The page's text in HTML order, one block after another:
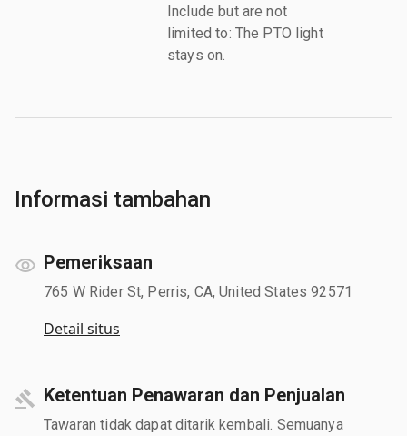
Include but are not
limited to: The PTO light
stays on.
Informasi tambahan
Pemeriksaan
765 W Rider St, Perris, CA, United States 92571
Detail situs
Ketentuan Penawaran dan Penjualan
Tawaran tidak dapat ditarik kembali. Semuanya